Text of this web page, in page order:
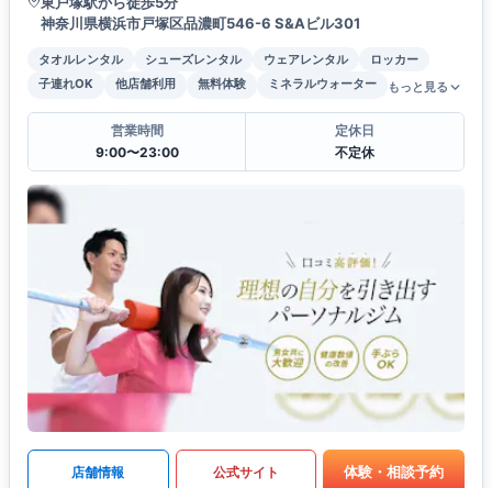
神奈川県横浜市戸塚区品濃町546-6 S&Aビル301
タオルレンタル シューズレンタル ウェアレンタル
ロッカー
子連れOK
他店舗利用 無料体験 ミネラルウォーター もっと見る
営業時間
9:00〜23:00
定休日
不定休
店舗情報 公式サイト 体験・相談予約